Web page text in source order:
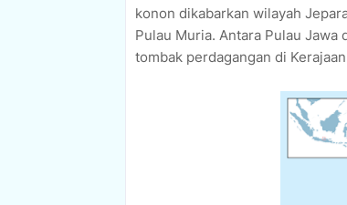
konon dikabarkan wilayah
Pulau Muria. Antara Pulau
tombak perdagangan di